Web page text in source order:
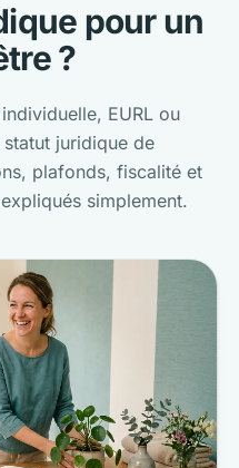
pour un
?
EURL ou
juridique de
plafonds, fiscalité et
simplement.